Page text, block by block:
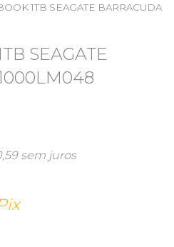
1TB SEAGATE BARRACUDA
SEAGATE
sem juros